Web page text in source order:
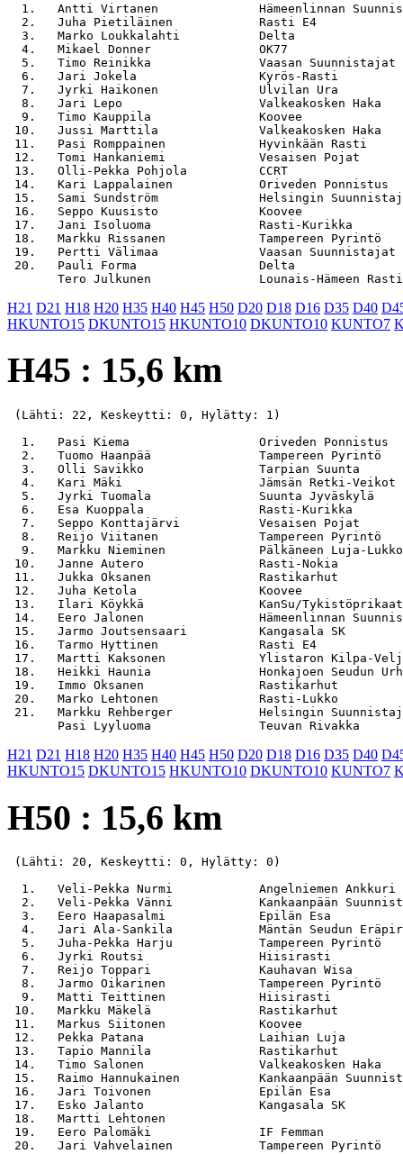
1.   Antti Virtanen
2.   Juha Pietiläinen            Rasti E4
3.   Marko Loukkalahti           Delta
4.   Mikael Donner               OK77
5.   Timo Reinikka               Vaasan
6.   Jari Jokela                 Kyrös-Rasti
7.   Jyrki Haikonen              Ulvilan Ura
8.   Jari Lepo                   Valkeakosken Haka
9.   Timo Kauppila               Koovee
10.   Jussi Marttila              Valkeakosken
11.   Pasi Romppainen             Hyvinkään
12.   Tomi Hankaniemi             Vesaisen
13.   Olli-Pekka Pohjola          CCRT
14.   Kari Lappalainen            Oriveden
15.   Sami Sundström              Helsingin
16.   Seppo Kuusisto              Koovee
17.   Jani Isoluoma               Rasti-Kurikka
18.   Markku Rissanen             Tampereen
19.   Pertti Välimaa              Vaasan
20.   Pauli Forma                 Delta
H21 D21 H18 H20 H35 H40 H45 H50 D20 D18 D16 D35 D40
HKUNTO15 DKUNTO15 HKUNTO10 DKUNTO10 KUNTO7
H45 : 15,6 km
(Lähti: 22, Keskeytti: 0, Hylätty: 1)
1.   Pasi Kiema                  Oriveden
2.   Tuomo Haanpää               Tampereen Pyrintö
3.   Olli Savikko                Tarpian Suunta
4.   Kari Mäki                   Jämsän Retki-
5.   Jyrki Tuomala               Suunta Jyväskylä
6.   Esa Kuoppala                Rasti-Kurikka
7.   Seppo Konttajärvi           Vesaisen Pojat
8.   Reijo Viitanen              Tampereen Pyrintö
9.   Markku Nieminen             Pälkäneen Luja-
10.   Janne Autero                Rasti-Nokia
11.   Jukka Oksanen               Rastikarhut
12.   Juha Ketola                 Koovee
13.   Ilari Köykkä                KanSu/
14.   Eero Jalonen                Hämeenlinnan
15.   Jarmo Joutsensaari          Kangasala SK
16.   Tarmo Hyttinen              Rasti E4
17.   Martti Kaksonen             Ylistaron Kilpa-
18.   Heikki Haunia               Honkajoen
19.   Immo Oksanen                Rastikarhut
20.   Marko Lehtonen              Rasti-Lukko
21.   Markku Rehberger            Helsingin
H21 D21 H18 H20 H35 H40 H45 H50 D20 D18 D16 D35 D40
HKUNTO15 DKUNTO15 HKUNTO10 DKUNTO10 KUNTO7
H50 : 15,6 km
(Lähti: 20, Keskeytti: 0, Hylätty: 0)
1.   Veli-Pekka Nurmi            Angelniemen
2.   Veli-Pekka Vänni            Kankaanpään
3.   Eero Haapasalmi             Epilän Esa
4.   Jari Ala-Sankila            Mäntän Seudun
5.   Juha-Pekka Harju            Tampereen Pyrintö
6.   Jyrki Routsi                Hiisirasti
7.   Reijo Toppari               Kauhavan Wisa
8.   Jarmo Oikarinen             Tampereen Pyrintö
9.   Matti Teittinen             Hiisirasti
10.   Markku Mäkelä               Rastikarhut
11.   Markus Siitonen             Koovee
12.   Pekka Patana                Laihian Luja
13.   Tapio Mannila               Rastikarhut
14.   Timo Salonen                Valkeakosken
15.   Raimo Hannukainen           Kankaanpään
16.   Jari Toivonen               Epilän Esa
17.   Esko Jalanto                Kangasala SK
18.   Martti Lehtonen
19.   Eero Palomäki               IF Femman